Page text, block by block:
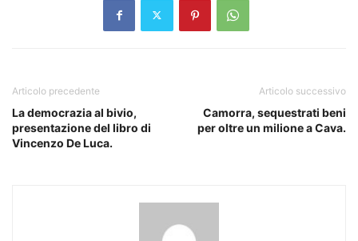
Articolo precedente
La democrazia al bivio,
presentazione del libro di
Vincenzo De Luca.
Articolo successivo
Camorra, sequestrati beni
per oltre un milione a Cava.